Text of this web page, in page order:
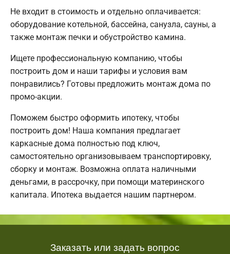
Не входит в стоимость и отдельно оплачивается:
оборудование котельной, бассейна, санузла, сауны, а
также монтаж печки и обустройство камина.
Ищете профессиональную компанию, чтобы
построить дом и наши тарифы и условия вам
понравились? Готовы предложить монтаж дома по
промо-акции.
Поможем быстро оформить ипотеку, чтобы
построить дом! Наша компания предлагает
каркасные дома полностью под ключ,
самостоятельно организовываем транспортировку,
сборку и монтаж. Возможна оплата наличными
деньгами, в рассрочку, при помощи материнского
капитала. Ипотека выдается нашим партнером.
Заказать или задать вопрос